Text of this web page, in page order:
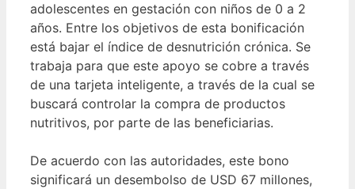
adolescentes en gestación con niños de 0 a 2
años. Entre los objetivos de esta bonificación
está bajar el índice de desnutrición crónica. Se
trabaja para que este apoyo se cobre a través
de una tarjeta inteligente, a través de la cual se
buscará controlar la compra de productos
nutritivos, por parte de las beneficiarias.
De acuerdo con las autoridades, este bono
significará un desembolso de USD 67 millones,